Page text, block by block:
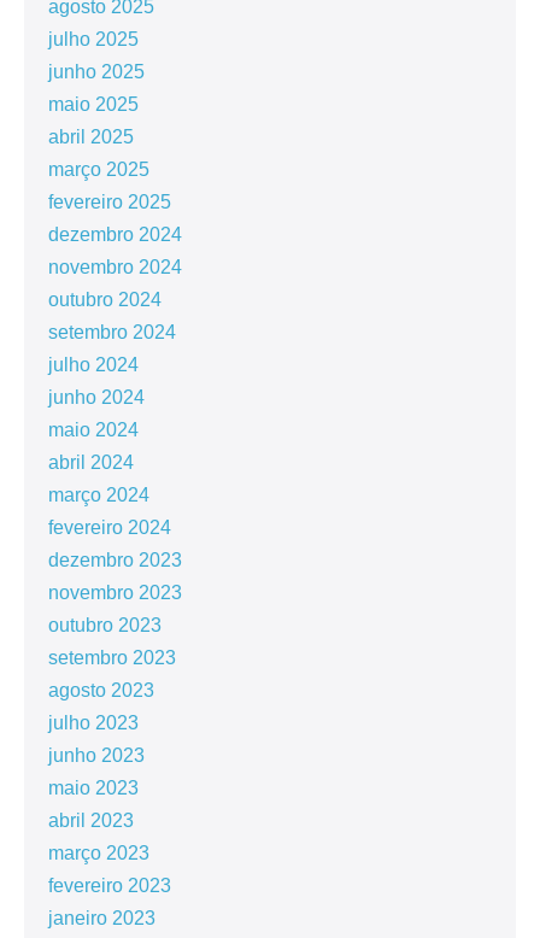
agosto 2025
julho 2025
junho 2025
maio 2025
abril 2025
março 2025
fevereiro 2025
dezembro 2024
novembro 2024
outubro 2024
setembro 2024
julho 2024
junho 2024
maio 2024
abril 2024
março 2024
fevereiro 2024
dezembro 2023
novembro 2023
outubro 2023
setembro 2023
agosto 2023
julho 2023
junho 2023
maio 2023
abril 2023
março 2023
fevereiro 2023
janeiro 2023